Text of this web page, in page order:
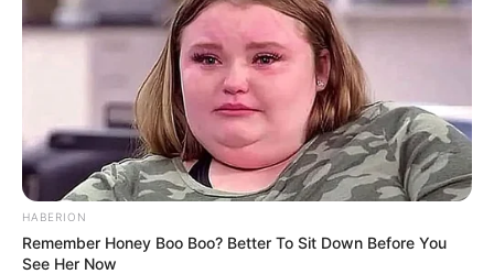
statt mit ihren Herdenarmeen so viele andere Menschen
zu ermorden?
weitere Kalauer
Quermania folgen: Impressum & Kontakt
Smartphone Startseite
HABERION
Remember Honey Boo Boo? Better To Sit Down Before You
See Her Now